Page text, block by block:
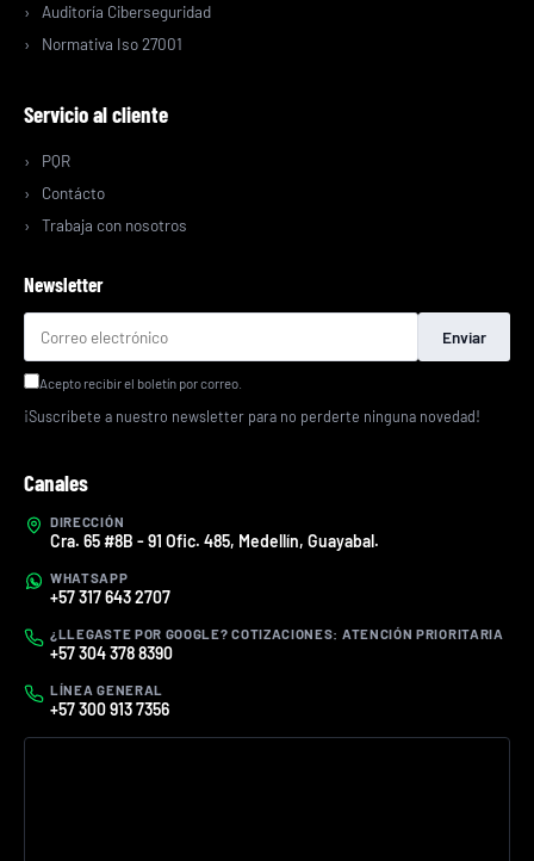
Auditoría Ciberseguridad
Normativa Iso 27001
Servicio al cliente
PQR
Contácto
Trabaja con nosotros
Newsletter
Enviar
Acepto recibir el boletín por correo.
¡Suscríbete a nuestro newsletter para no perderte ninguna novedad!
Canales
DIRECCIÓN
Cra. 65 #8B - 91 Ofic. 485, Medellín, Guayabal.
WHATSAPP
+57 317 643 2707
¿LLEGASTE POR GOOGLE? COTIZACIONES: ATENCIÓN PRIORITARIA
+57 304 378 8390
LÍNEA GENERAL
+57 300 913 7356